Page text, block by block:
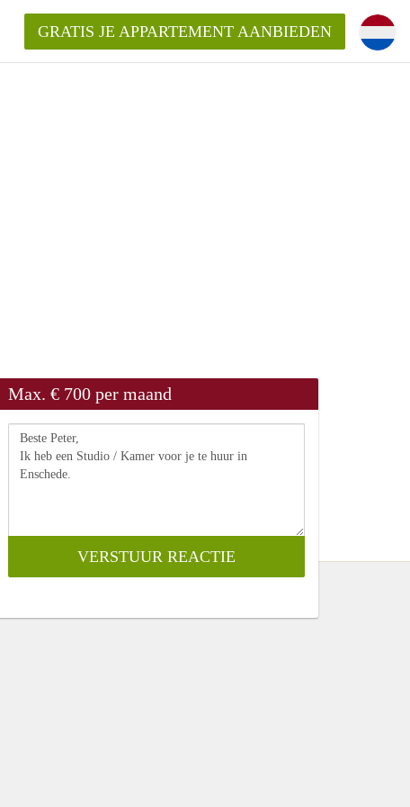
in Enschede?
GRATIS JE APPARTEMENT AANBIEDEN
Max. € 700 per maand